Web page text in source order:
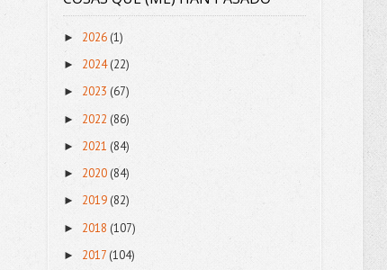
► 2026 (1)
► 2024(22)
► 2023 (67)
► 2022 (86)
► 2021 (84)
► 2020(84)
► 2019(82)
► 2018 (107)
► 2017 (104)